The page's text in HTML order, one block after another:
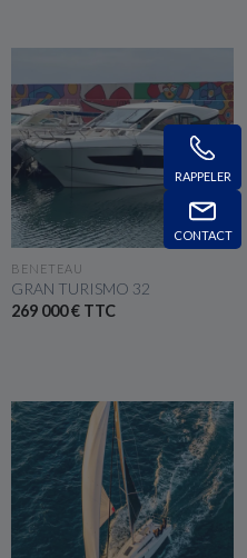
RAPPELER
CONTACT
VOIR LE BATEAU
BENETEAU
GRAN TURISMO 32
269 000 € TTC